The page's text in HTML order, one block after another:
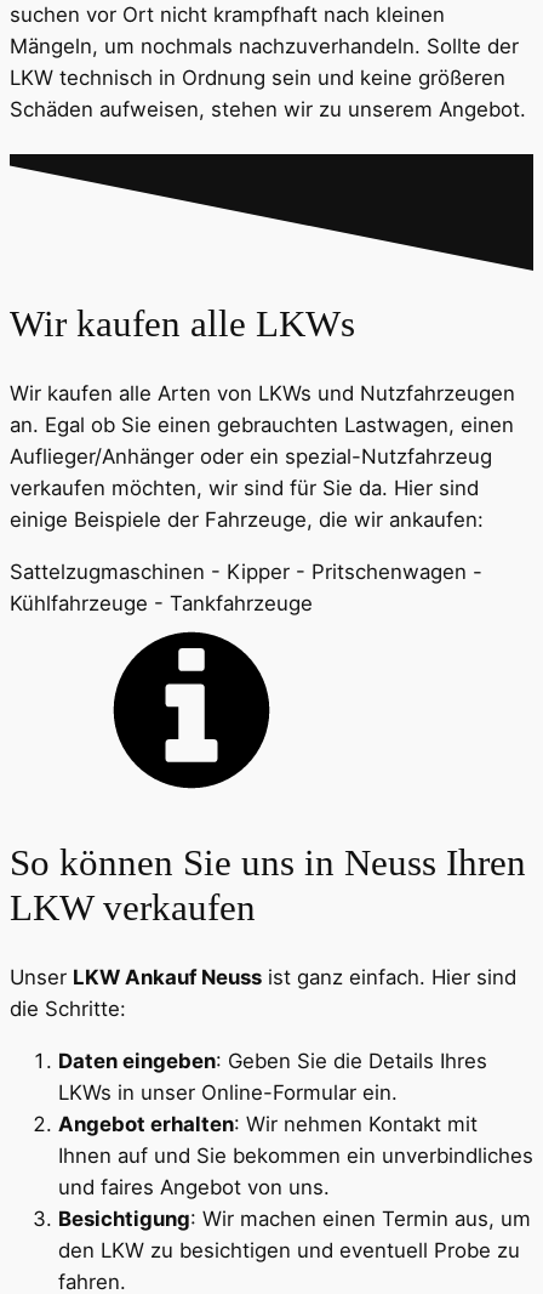
suchen vor Ort nicht krampfhaft nach kleinen
Mängeln, um nochmals nachzuverhandeln. Sollte der
LKW technisch in Ordnung sein und keine größeren
Schäden aufweisen, stehen wir zu unserem Angebot.
Wir kaufen alle LKWs
Wir kaufen alle Arten von LKWs und Nutzfahrzeugen
an. Egal ob Sie einen gebrauchten Lastwagen, einen
Auflieger/Anhänger oder ein spezial-Nutzfahrzeug
verkaufen möchten, wir sind für Sie da. Hier sind
einige Beispiele der Fahrzeuge, die wir ankaufen:
Sattelzugmaschinen - Kipper - Pritschenwagen -
Kühlfahrzeuge - Tankfahrzeuge
So können Sie uns in Neuss Ihren
LKW verkaufen
Unser LKW Ankauf Neuss ist ganz einfach. Hier sind
die Schritte:
Daten eingeben: Geben Sie die Details Ihres
LKWs in unser Online-Formular ein.
Angebot erhalten: Wir nehmen Kontakt mit
Ihnen auf und Sie bekommen ein unverbindliches
und faires Angebot von uns.
Besichtigung: Wir machen einen Termin aus, um
den LKW zu besichtigen und eventuell Probe zu
fahren.